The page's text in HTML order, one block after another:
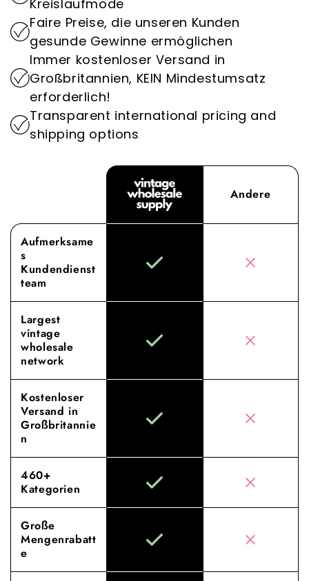
Indem wir der Nachhaltigkeit Priorität
einräumen, spielen wir eine wichtige Rolle bei
der Verringerung der Umweltauswirkungen der
Modeindustrie.
Adresse für Vintage-Kleidung im Großhandel
abheben.
Erleben Sie den Unterschied mit Vintage
Wholesale Supply, wo unser Engagement für
hervorragende Beschaffung und Service Ihre
Großhandelserfahrung auf ein neues Niveau
hebt.
Kreislaufmode
Faire Preise, die unseren Kunden
gesunde Gewinne ermöglichen
Immer kostenloser Versand in
Großbritannien, KEIN Mindestumsatz
erforderlich!
Transparent international pricing and
shipping options
Andere
Aufmerksame
s
Kundendienst
team
Largest
vintage
wholesale
network
Kostenloser
Versand in
Großbritannie
n
460+
Kategorien
Große
Mengenrabatt
e